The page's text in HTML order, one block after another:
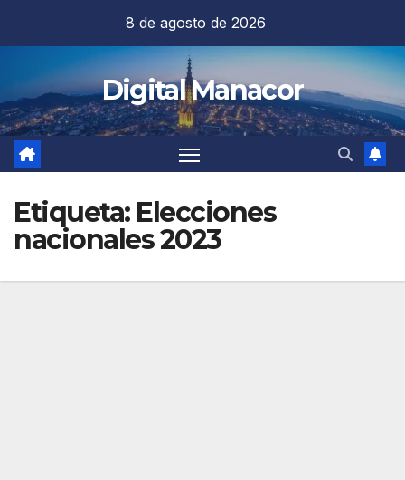
contenido
8 de agosto de 2026
Digital Manacor
Etiqueta: Elecciones
nacionales 2023